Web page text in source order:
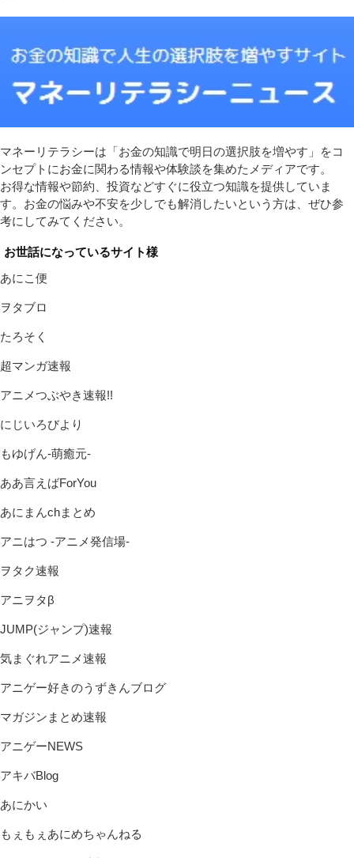
マネーリテラシーは「お金の知識で明日の選択肢を増やす」をコ
ンセプトにお金に関わる情報や体験談を集めたメディアです。
お得な情報や節約、投資などすぐに役立つ知識を提供していま
す。お金の悩みや不安を少しでも解消したいという方は、ぜひ参
考にしてみてください。
お世話になっているサイト様
あにこ便
ヲタブロ
たろそく
超マンガ速報
アニメつぶやき速報!!
にじいろびより
もゆげん-萌癒元-
ああ言えばForYou
あにまんchまとめ
アニはつ -アニメ発信場-
ヲタク速報
アニヲタβ
JUMP(ジャンプ)速報
気まぐれアニメ速報
アニゲー好きのうずきんブログ
マガジンまとめ速報
アニゲーNEWS
アキバBlog
あにかい
もぇもぇあにめちゃんねる